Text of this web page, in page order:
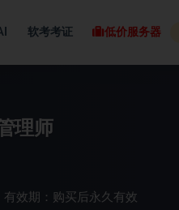
软考考证 低价服务器
理师
有效期：购买后永久有效